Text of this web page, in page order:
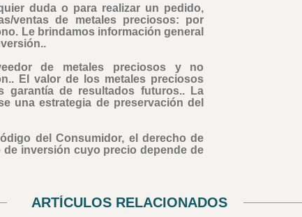
duda o para realizar un pedido,
ventas de metales preciosos: por
Le brindamos información general
de metales preciosos y no
El valor de los metales preciosos
garantía de resultados futuros.. La
una estrategia de preservación del
del Consumidor, el derecho de
inversión cuyo precio depende de
ARTÍCULOS RELACIONADOS